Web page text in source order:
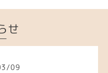
せ
/09